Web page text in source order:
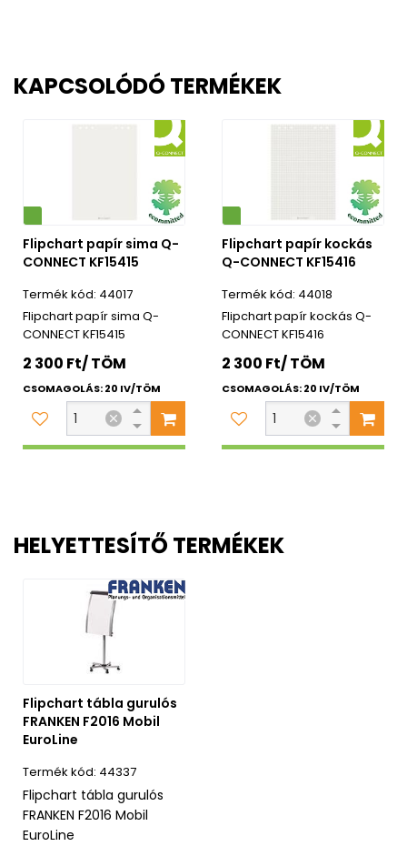
KAPCSOLÓDÓ TERMÉKEK
Flipchart papír sima Q-
CONNECT KF15415
44017
Flipchart papír sima Q-
CONNECT KF15415
2 300 Ft/ TÖM
CSOMAGOLÁS: 20 IV/TÖM
Környezetbarát
Flipchart papír kockás
Q-CONNECT KF15416
44018
Flipchart papír kockás Q-
CONNECT KF15416
2 300 Ft/ TÖM
CSOMAGOLÁS: 20 IV/TÖM
HELYETTESÍTŐ TERMÉKEK
Flipchart tábla gurulós
FRANKEN F2016 Mobil
EuroLine
44337
Flipchart tábla gurulós
FRANKEN F2016 Mobil
EuroLine